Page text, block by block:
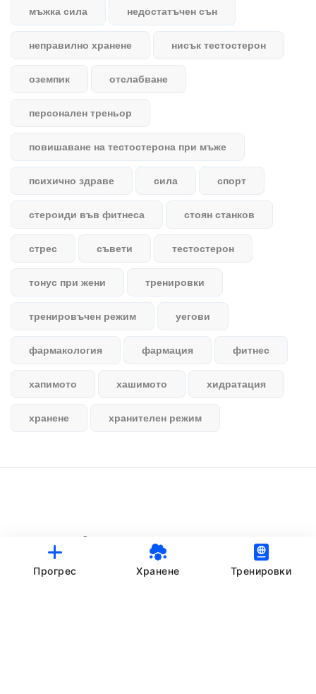
мъжка сила недостатъчен сън
неправилно хранене нисък тестостерон
оземпик отслабване
персонален треньор
повишаване на тестостерона при мъже
психично здраве сила спорт
стероиди във фитнеса стоян станков
стрес съвети тестостерон
тонус при жени тренировки
тренировъчен режим уегови
фармакология фармация фитнес
хапимото хашимото хидратация
хранене хранителен режим
© StankovFit Progress App | 2025
Crafted with love by
Прогрес Хранене Тренировки